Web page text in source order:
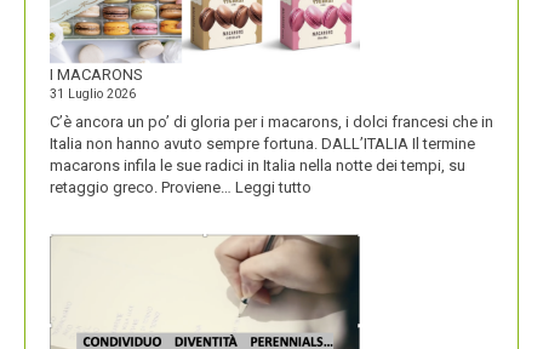
I MACARONS
31 Luglio 2026
C’è ancora un po’ di gloria per i macarons, i dolci francesi che in
Italia non hanno avuto sempre fortuna. DALL’ITALIA Il termine
macarons infila le sue radici in Italia nella notte dei tempi, su
retaggio greco. Proviene… Leggi tutto